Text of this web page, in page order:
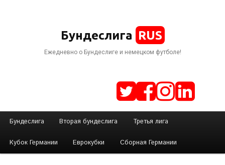
Бундеслига RUS
Ежедневно о Бундеслиге и немецком футболе!
Перейти
к
Бундеслига Вторая бундеслига Третья лига
Кубок Германии Еврокубки Сборная Германии